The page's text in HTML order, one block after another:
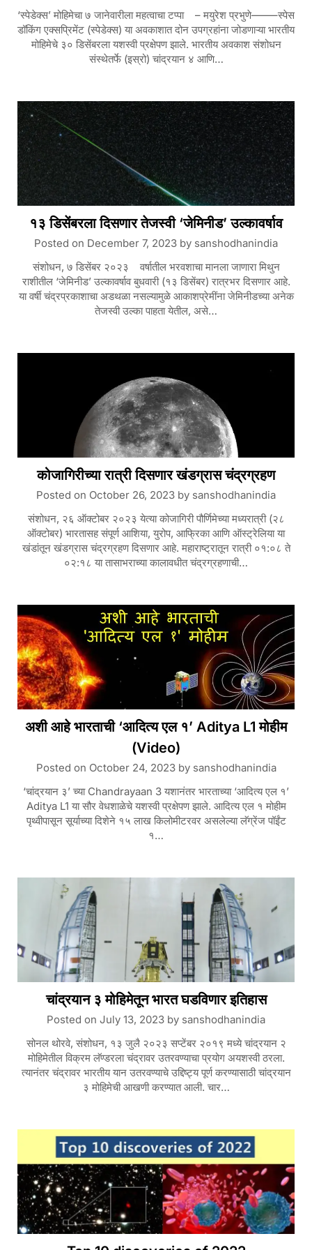
‘स्पेडेक्स’ मोहिमेचा ७ जानेवारीला महत्वाचा टप्पा – मयुरेश प्रभुणे——–स्पेस
डॉकिंग एक्सप्रिमेंट (स्पेडेक्स) या अवकाशात दोन उपग्रहांना जोडणाऱ्या भारतीय
मोहिमेचे ३० डिसेंबरला यशस्वी प्रक्षेपण झाले. भारतीय अवकाश संशोधन
संस्थेतर्फे (इस्रो) चांद्रयान ४ आणि…
१३ डिसेंबरला दिसणार तेजस्वी ‘जेमिनीड’ उल्कावर्षाव
Posted on December 7, 2023 by sanshodhanindia
संशोधन, ७ डिसेंबर २०२३ वर्षातील भरवशाचा मानला जाणारा मिथुन
राशीतील ‘जेमिनीड’ उल्कावर्षाव बुधवारी (१३ डिसेंबर) रात्रभर दिसणार आहे.
या वर्षी चंद्रप्रकाशाचा अडथळा नसल्यामुळे आकाशप्रेमींना जेमिनीडच्या अनेक
तेजस्वी उल्का पाहता येतील, असे…
कोजागिरीच्या रात्री दिसणार खंडग्रास चंद्रग्रहण
Posted on October 26, 2023 by sanshodhanindia
संशोधन, २६ ऑक्टोबर २०२३ येत्या कोजागिरी पौर्णिमेच्या मध्यरात्री (२८
ऑक्टोबर) भारतासह संपूर्ण आशिया, युरोप, आफ्रिका आणि ऑस्ट्रेलिया या
खंडांतून खंडग्रास चंद्रग्रहण दिसणार आहे. महाराष्ट्रातून रात्री ०१:०८ ते
०२:१८ या तासाभराच्या कालावधीत चंद्रग्रहणाची…
अशी आहे भारताची ‘आदित्य एल १’ Aditya L1 मोहीम
(Video)
Posted on October 24, 2023by sanshodhanindia
‘चांद्रयान ३’ च्या Chandrayaan 3 यशानंतर भारताच्या ‘आदित्य एल १’
Aditya L1 या सौर वेधशाळेचे यशस्वी प्रक्षेपण झाले. आदित्य एल १ मोहीम
पृथ्वीपासून सूर्याच्या दिशेने १५ लाख किलोमीटरवर असलेल्या लॅग्रेंज पॉईंट
१…
चांद्रयान ३ मोहिमेतून भारत घडविणार इतिहास
Posted on July 13, 2023 by sanshodhanindia
सोनल थोरवे, संशोधन, १३ जुलै २०२३ सप्टेंबर २०१९ मध्ये चांद्रयान २
मोहिमेतील विक्रम लॅण्डरला चंद्रावर उतरवण्याचा प्रयोग अयशस्वी ठरला.
त्यानंतर चंद्रावर भारतीय यान उतरवण्याचे उद्दिष्ट्य पूर्ण करण्यासाठी चांद्रयान
३ मोहिमेची आखणी करण्यात आली. चार…